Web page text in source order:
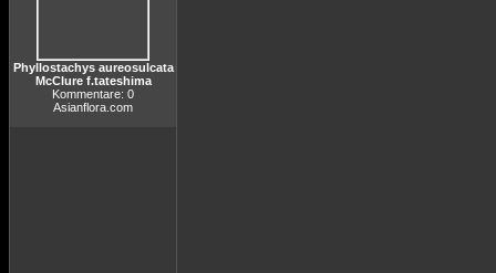
Phyllostachys aureosulcata
McClure f.tateshima
Kommentare: 0
Asianflora.com